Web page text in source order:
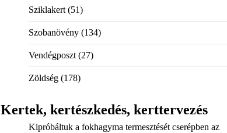
Sziklakert(51)
Szobanövény(134)
Vendégposzt(27)
Zöldség(178)
Kertek, kertészkedés, kerttervezés
Kipróbáltuk a fokhagyma termesztését cserépben az